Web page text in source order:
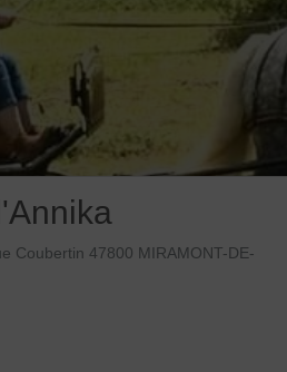
Coubertin 47800 MIRAMONT-DE-